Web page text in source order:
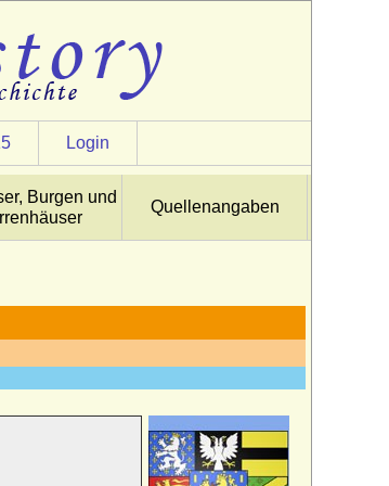
Login
Burgen und
Quellenangaben